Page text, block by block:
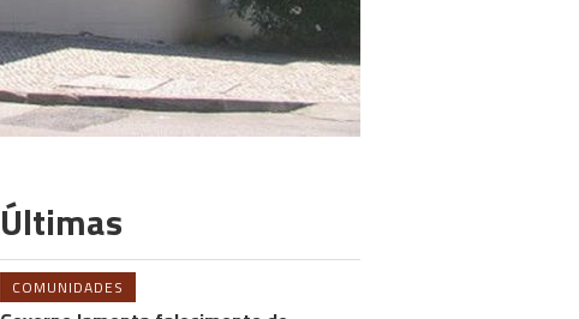
Últimas
COMUNIDADES